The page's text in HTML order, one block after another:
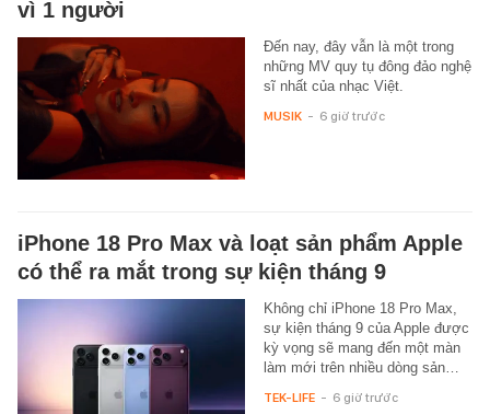
vì 1 người
Đến nay, đây vẫn là một trong
những MV quy tụ đông đảo nghệ
sĩ nhất của nhạc Việt.
MUSIK - 6 giờ trước
iPhone 18 Pro Max và loạt sản phẩm Apple
có thể ra mắt trong sự kiện tháng 9
Không chỉ iPhone 18 Pro Max,
sự kiện tháng 9 của Apple được
kỳ vọng sẽ mang đến một màn
làm mới trên nhiều dòng sản…
TEK-LIFE - 6 giờ trước